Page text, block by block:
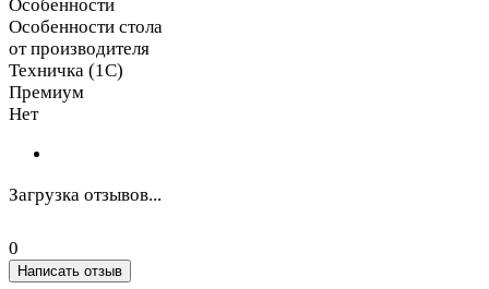
Особенности
Особенности стола
от производителя
Техничка (1С)
Премиум
Нет
Загрузка отзывов...
0
Написать отзыв